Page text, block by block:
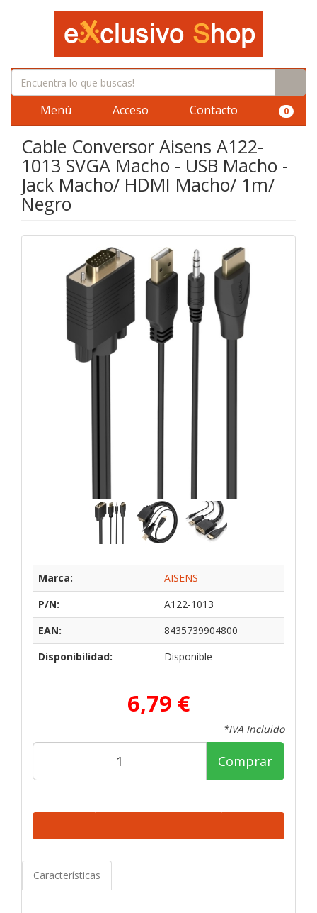
Menú Acceso Contacto 0
Cable Conversor Aisens A122-
1013 SVGA Macho - USB Macho -
Jack Macho/ HDMI Macho/ 1m/
Negro
Marca:
AISENS
P/N:
A122-1013
EAN:
8435739904800
Disponibilidad:
Disponible
6,79 €
*IVA Incluido
Comprar
Características